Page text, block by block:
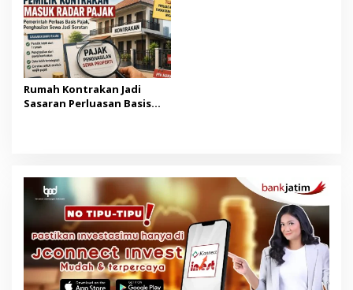
Rumah Kontrakan Jadi
Sasaran Perluasan Basis